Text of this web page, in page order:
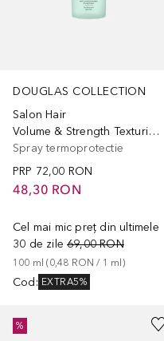
DOUGLAS COLLECTION
Salon Hair
Volume & Strength Texturizing
Spray termoprotectie
PRP 72,00 RON
48,30 RON
Cel mai mic preț din ultimele
30 de zile 69,00 RON
100 ml (0,48 RON / 1 ml)
Cod : EXTRA5%
%